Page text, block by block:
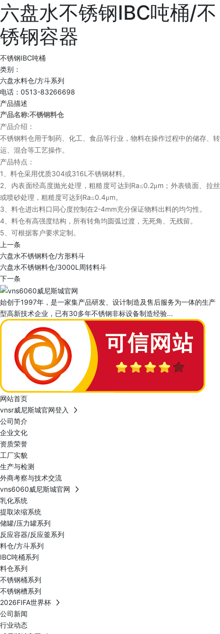
六盘水不锈钢IBC吨桶/不
锈钢容器
不锈钢IBC吨桶
类别：
六盘水料仓/方斗系列
电话：0513-83266698
产品描述
产品名称:不锈钢料仓
产品介绍：
不锈钢料仓用于制药、化工、食品等行业，物料在操作过程中的储存、转
运、混合等工艺操作。
产品特点：
1 、料仓采用优质304或316L 不锈钢材料。
2、内表面经高度抛光处理，粗糙度可达到 Ra≤0.2μm ；外表镜面、拉丝
或喷砂处理，粗糙度可达到 Ra≤0.4μm。
3、料仓进出料口同心度控制在2-4mm充分保证物料出料的均匀性。
4、料仓有高强度结构，所有转角均圆弧过渡，无死角、无残留。
5、可根据客户要求定制。
上一条
六盘水不锈钢料仓/方形料斗
六盘水不锈钢料仓/3000L周转料斗
下一条
始创于1997年，是一家集产品研发、设计制造及售后服务为一体的生产
型高新技术企业，已有30多年不锈钢非标设备制造经验...
网站首页
vnsr威尼斯城官网登入
公司简介
企业文化
资质荣誉
工厂实貌
生产与检测
外商考察与技术交流
vns6060威尼斯城官网
乳化系统
提取浓缩系统
储罐/压力罐系列
反应容器/反应釜系列
料仓/方斗系列
IBC吨桶系列
料仓系列
不锈钢桶系列
不锈钢槽系列
2026FIFA世界杯
公司新闻
行业动态